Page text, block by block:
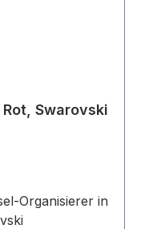
Swarovski
Organisierer in